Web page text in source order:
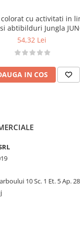
colorat cu activitati in
abtibilduri Jungla
54,32 Lei
IN COS
10 Sc. 1 Et. 5 Ap. 28